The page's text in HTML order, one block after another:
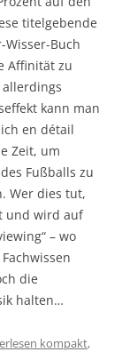
titelgebende
Wisser-Buch
Affinität zu
kann man
en détail
Zeit, um
Fußballs zu
Wer dies tut,
und wird auf
– wo
die
halten…
kompakt,